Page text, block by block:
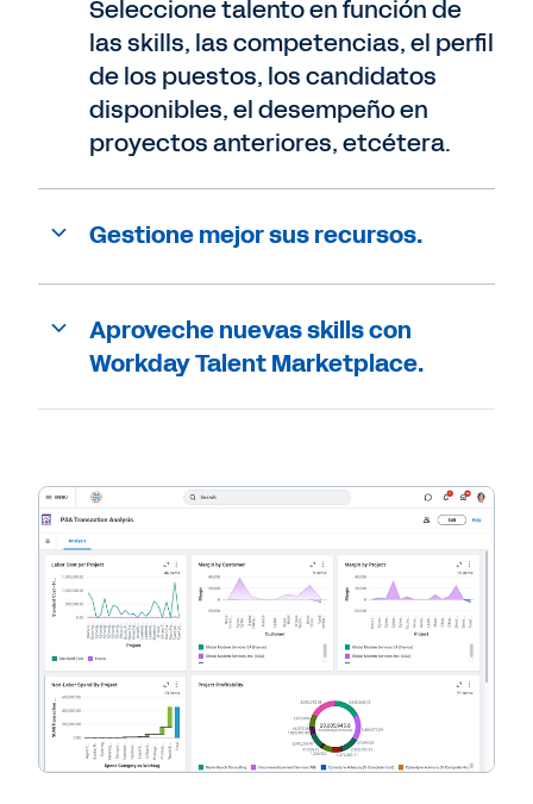
Seleccione talento en función de
las skills, las competencias, el perfil
de los puestos, los candidatos
disponibles, el desempeño en
proyectos anteriores, etcétera.
Gestione mejor sus recursos.
Aproveche nuevas skills con
Workday Talent Marketplace.